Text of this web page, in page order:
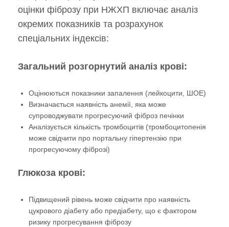
оцінки фіброзу при НЖХП включає аналіз
окремих показників та розрахунок
спеціальних індексів:
Загальний розгорнутий аналіз крові:
Оцінюються показники запалення (лейкоцити, ШОЕ)
Визначається наявність анемії, яка може
супроводжувати прогресуючий фіброз печінки
Аналізується кількість тромбоцитів (тромбоцитопенія
може свідчити про портальну гіпертензію при
прогресуючому фіброзі)
Глюкоза крові:
Підвищений рівень може свідчити про наявність
цукрового діабету або предіабету, що є фактором
ризику прогресування фіброзу